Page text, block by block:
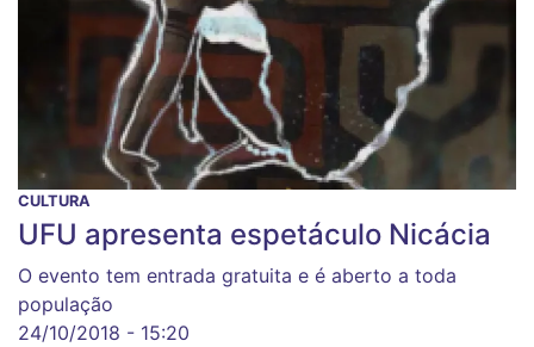
CULTURA
UFU apresenta espetáculo Nicácia
O evento tem entrada gratuita e é aberto a toda
população
24/10/2018 - 15:20